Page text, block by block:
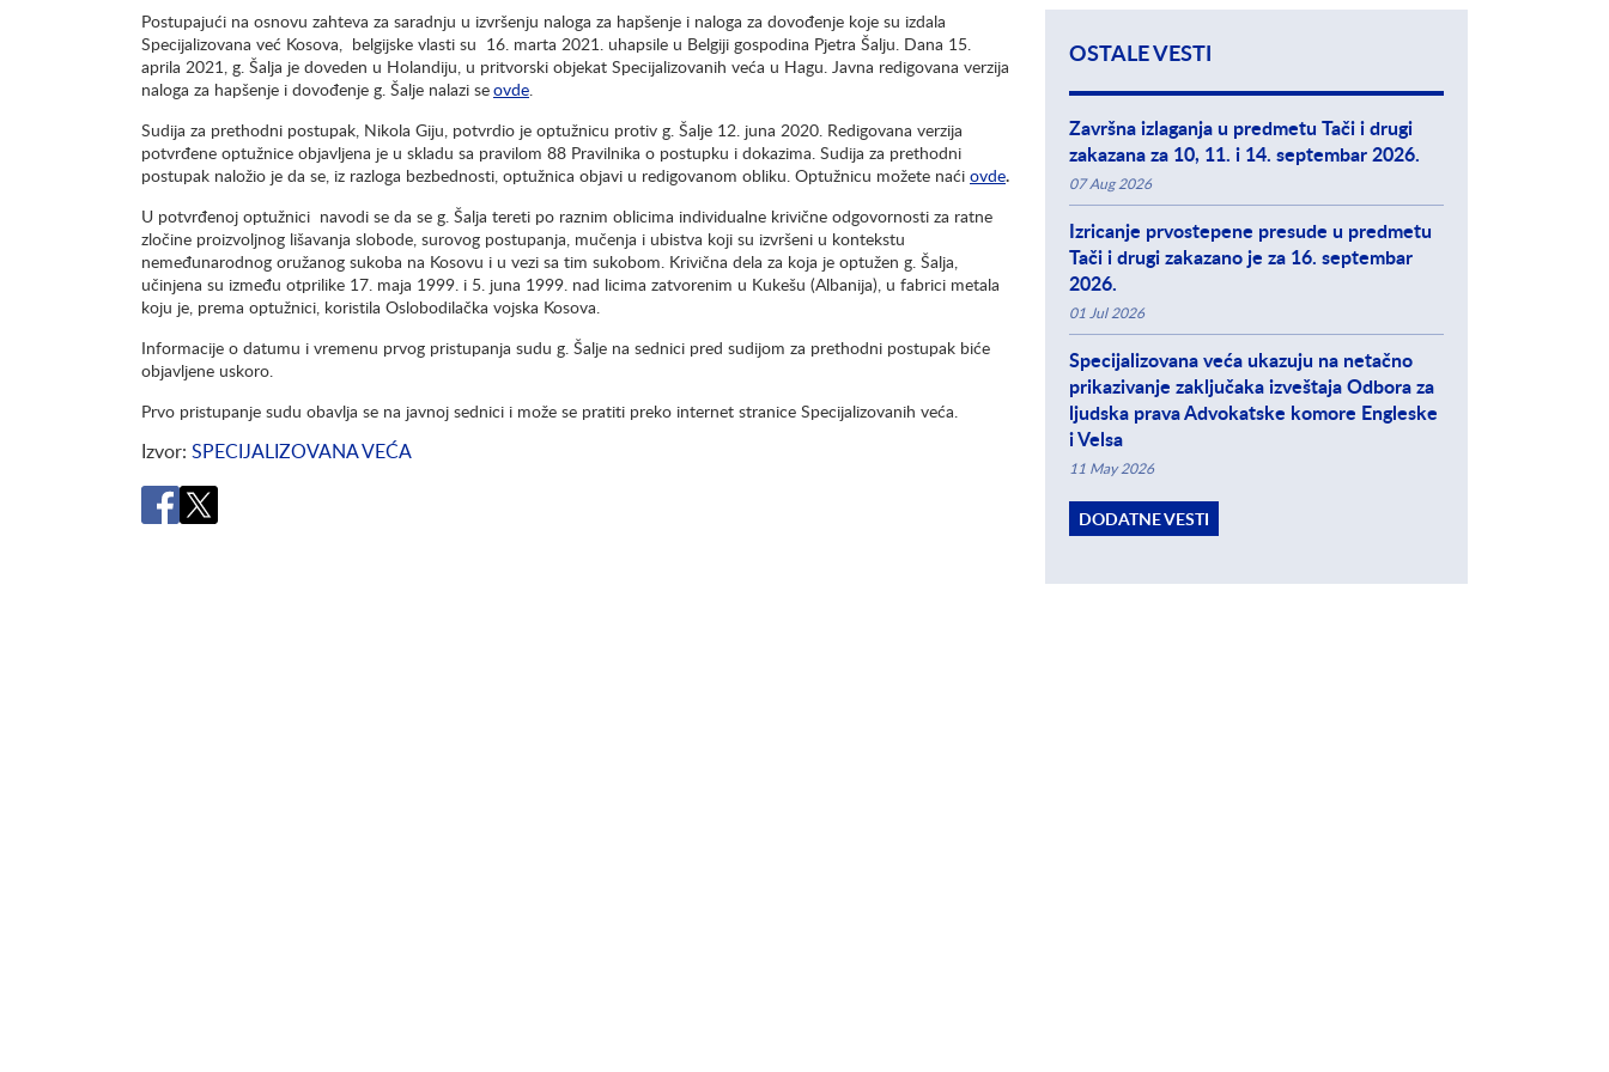
Postupajući na osnovu zahteva za saradnju u izvršenju naloga za hapšenje i naloga za dovođenje koje su izdala
Specijalizovana već Kosova, belgijske vlasti su 16. marta 2021. uhapsile u Belgiji gospodina Pjetra Šalju. Dana 15.
aprila 2021, g. Šalja je doveden u Holandiju, u pritvorski objekat Specijalizovanih veća u Hagu. Javna redigovana verzija
naloga za hapšenje i dovođenje g. Šalje nalazi seovde.
Sudija za prethodni postupak, Nikola Giju, potvrdio je optužnicu protiv g. Šalje 12. juna 2020. Redigovana verzija
potvrđene optužnice objavljena je u skladu sa pravilom 88 Pravilnika o postupku i dokazima. Sudija za prethodni
postupak naložio je da se, iz razloga bezbednosti, optužnica objavi u redigovanom obliku. Optužnicu možete naći ovde.
U potvrđenoj optužnici navodi se da se g. Šalja tereti po raznim oblicima individualne krivične odgovornosti za ratne
zločine proizvoljnog lišavanja slobode, surovog postupanja, mučenja i ubistva koji su izvršeni u kontekstu
nemeđunarodnog oružanog sukoba na Kosovu i u vezi sa tim sukobom. Krivična dela za koja je optužen g. Šalja,
učinjena su između otprilike 17. maja 1999. i 5. juna 1999. nad licima zatvorenim u Kukešu (Albanija), u fabrici metala
koju je, prema optužnici, koristila Oslobodilačka vojska Kosova.
Informacije o datumu i vremenu prvog pristupanja sudu g. Šalje na sednici pred sudijom za prethodni postupak biće
objavljene uskoro.
Prvo pristupanje sudu obavlja se na javnoj sednici i može se pratiti preko internet stranice Specijalizovanih veća.
Izvor SPECIJALIZOVANA VEĆA
OSTALE VESTI
Završna izlaganja u predmetu Tači i drugi
zakazana za 10, 11. i 14. septembar 2026.
07 Aug 2026
Izricanje prvostepene presude u predmetu
Tači i drugi zakazano je za 16. septembar
2026.
01 Jul 2026
Specijalizovana veća ukazuju na netačno
prikazivanje zaključaka izveštaja Odbora za
ljudska prava Advokatske komore Engleske
i Velsa
11 May 2026
DODATNE VESTI